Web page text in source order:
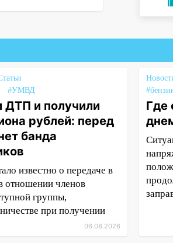
хитрую
алиментщик
долга
«Ракетная
до 1
выпуск
Евро 2,
#УМВД
ДТП и получили
рублей: перед
банда
известно о передаче в
отношении членов
группы,
при получении
06.08.2026
Где